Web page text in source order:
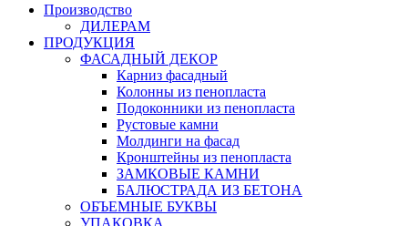
Производство
ДИЛЕРАМ
ПРОДУКЦИЯ
ФАСАДНЫЙ ДЕКОР
Карниз фасадный
Колонны из пенопласта
Подоконники из пенопласта
Рустовые камни
Молдинги на фасад
Кронштейны из пенопласта
ЗАМКОВЫЕ КАМНИ
БАЛЮСТРАДА ИЗ БЕТОНА
ОБЪЕМНЫЕ БУКВЫ
УПАКОВКА